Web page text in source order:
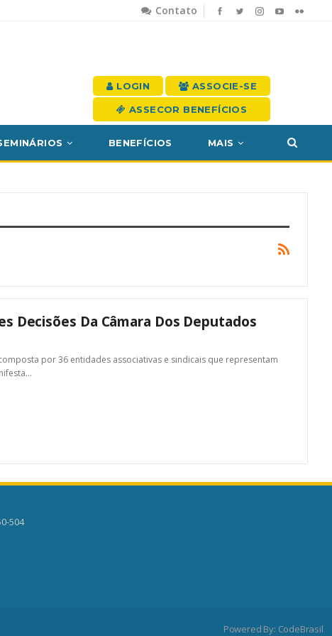
Contato
LOGIN ASSOCIE-SE
ASSECOR BENEFÍCIOS
BENEFÍCIOS MAIS
Decisões Da Câmara Dos Deputados
por 36 entidades associativas e sindicais que representam
504
Powered By: CodeBrasil